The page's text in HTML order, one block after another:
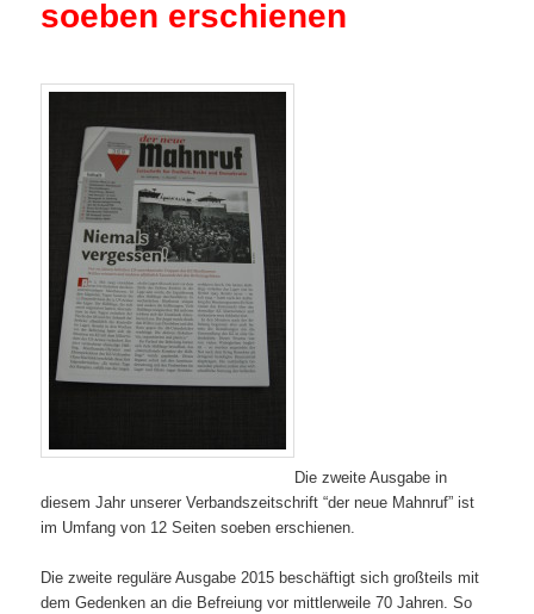
soeben erschienen
Die zweite Ausgabe in
diesem Jahr unserer Verbandszeitschrift “der neue Mahnruf” ist
im Umfang von 12 Seiten soeben erschienen.
Die zweite reguläre Ausgabe 2015 beschäftigt sich großteils mit
dem Gedenken an die Befreiung vor mittlerweile 70 Jahren. So